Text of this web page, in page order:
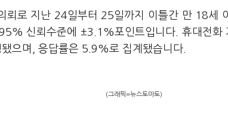
뢰로 지난 24일부터 25일까지 이틀간 만 18세
신뢰수준에 ±3.1%포인트입니다. 휴대전화
으며, 응답률은 5.9%로 집계됐습니다.
(그래픽=뉴스토마토)